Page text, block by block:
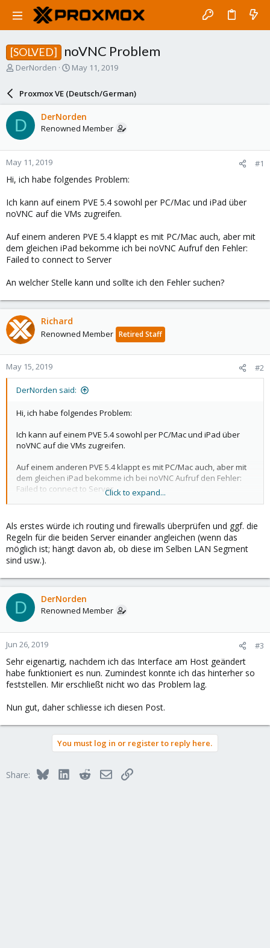
[SOLVED] noVNC Problem
T
a
d
s
t
a
r
e
DerNorden
S
a
r
d
a
e
May 11, 2019
Proxmox VE (Deutsch/German)
D DerNorden
Renowned Member
May 11, 2019 #1
Hi, ich habe folgendes Problem:
Ich kann auf einem PVE 5.4 sowohl per PC/Mac und iPad über
noVNC auf die VMs zugreifen.
Auf einem anderen PVE 5.4 klappt es mit PC/Mac auch, aber mit
dem gleichen iPad bekomme ich bei noVNC Aufruf den Fehler:
Failed to connect to Server
An welcher Stelle kann und sollte ich den Fehler suchen?
Richard
Renowned Member Retired Staff
May 15, 2019 #2
DerNorden said:
Hi, ich habe folgendes Problem:
Ich kann auf einem PVE 5.4 sowohl per PC/Mac und iPad über
noVNC auf die VMs zugreifen.
Auf einem anderen PVE 5.4 klappt es mit PC/Mac auch, aber mit
dem gleichen iPad bekomme ich bei noVNC Aufruf den Fehler:
Failed to connect to ServerClick to expand...
Als erstes würde ich routing und firewalls überprüfen und ggf. die
Regeln für die beiden Server einander angleichen (wenn das
möglich ist; hängt davon ab, ob diese im Selben LAN Segment
sind usw.).
D DerNorden
Renowned Member
Jun 26, 2019 #3
Sehr eigenartig, nachdem ich das Interface am Host geändert
habe funktioniert es nun. Zumindest konnte ich das hinterher so
feststellen. Mir erschließt nicht wo das Problem lag.
Nun gut, daher schliesse ich diesen Post.
You must log in or register to reply here.
Share: BlueskyLinkedInRedditEmailLink